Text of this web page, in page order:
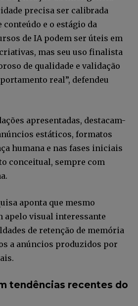
Comunidade
precisa ser calibrada
e o estágio da
de IA podem ser úteis em
mas seu uso finalista
de qualidade e validação
real”, defendeu
apresentadas, destacam-
estáticos, formatos
humana e nas fases iniciais
conceitual, sempre com
aponta que mesmo
apelo visual interessante
de retenção de memória
a anúncios produzidos por
tendências recentes do